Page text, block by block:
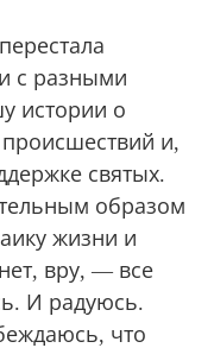
с разными
истории о
и,
святых.
образом
жизни и
вру, — все
И радуюсь.
что